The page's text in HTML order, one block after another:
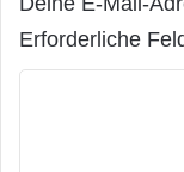
Erforderliche